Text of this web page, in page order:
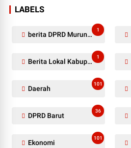
LABELS
berita DPRD Murung Raya
1
Berita Lokal Kabupaten Barito Utara
1
Daerah
101
DPRD Barut
36
Ekonomi
101